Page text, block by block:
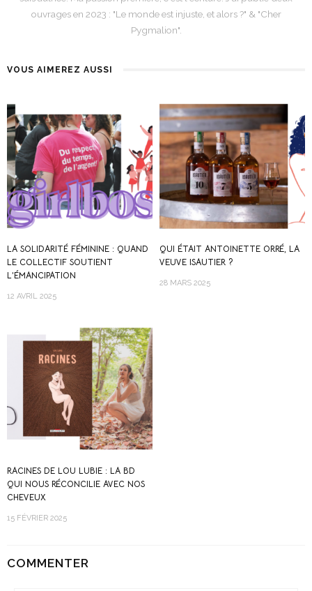
ouvrages en 2023 : "Le monde est injuste, et alors ?" & "Cher
Pygmalion".
VOUS AIMEREZ AUSSI
LA SOLIDARITÉ FÉMININE : QUAND
LE COLLECTIF SOUTIENT
L’ÉMANCIPATION
12 AVRIL 2025
QUI ÉTAIT ANTOINETTE ORRÉ, LA
VEUVE ISAUTIER ?
28 MARS 2025
RACINES DE LOU LUBIE : LA BD
QUI NOUS RÉCONCILIE AVEC NOS
CHEVEUX
15 FÉVRIER 2025
COMMENTER